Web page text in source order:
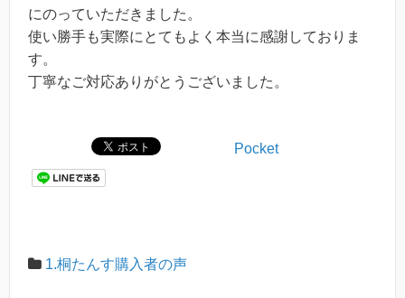
にのっていただきました。
使い勝手も実際にとてもよく本当に感謝しておりま
す。
丁寧なご対応ありがとうございました。
Pocket
1.桐たんす購入者の声